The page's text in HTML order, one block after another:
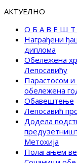
АКТУЕЛНО
О Б А В Е Ш
Награђени
диплома
Обележена
Лепосавићу
Парастосом
обележена
Обавештење
Лепосавић
Додела
Метохија
Полагањем